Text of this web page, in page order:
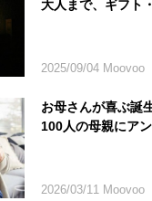
大人まで、ギフト
2025/09/04 Moovoo
お母さんが喜ぶ誕
100人の母親にア
2026/03/11 Moovoo